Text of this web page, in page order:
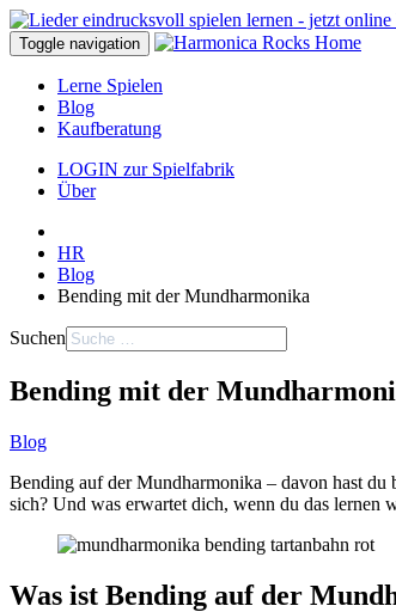
Toggle navigation
Lerne Spielen
Blog
Kaufberatung
LOGIN zur Spielfabrik
Über
HR
Blog
Bending mit der Mundharmonika
Suchen
Bending mit der
Blog
Bending auf der Mundharmonika – davon hast du
sich? Und was erwartet dich, wenn du das lernen
Was ist Bending auf der